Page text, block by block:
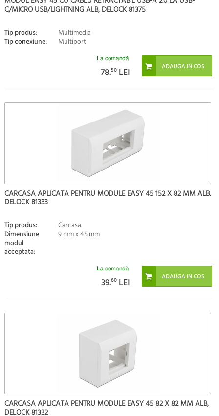
C/MICRO USB/LIGHTNING ALB, DELOCK 81375
Tip produs: Multimedia
Tip conexiune: Multiport
La comandă
78.50 LEI
CARCASA APLICATA PENTRU MODULE EASY 45 152 X 82 MM ALB,
DELOCK 81333
Tip produs: Carcasa
Dimensiune
modul
acceptata:
9 mm x 45 mm
La comandă
39.60 LEI
CARCASA APLICATA PENTRU MODULE EASY 45 82 X 82 MM ALB,
DELOCK 81332